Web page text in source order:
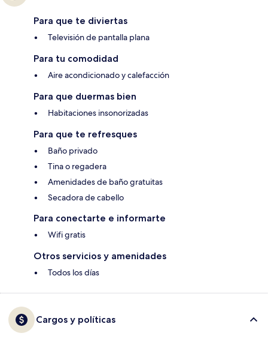
Para que te diviertas
Televisión de pantalla plana
Para tu comodidad
Aire acondicionado y calefacción
Para que duermas bien
Habitaciones insonorizadas
Para que te refresques
Baño privado
Tina o regadera
Amenidades de baño gratuitas
Secadora de cabello
Para conectarte e informarte
Wifi gratis
Otros servicios y amenidades
Todos los días
Cargos y políticas